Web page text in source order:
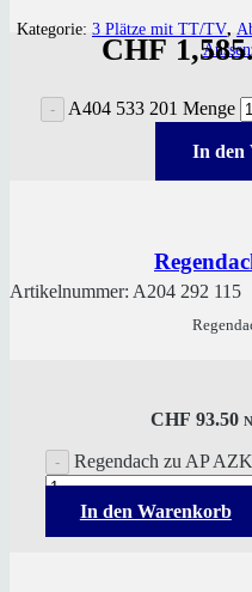
Kategorie: 3 Plätze mit TT/TV,
CHF
A404 533 201 Menge
In den
Artikelnummer: A204 292 115
CHF 93.50
Regendach zu AP
In den Warenkorb